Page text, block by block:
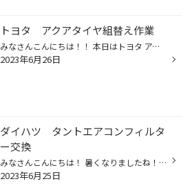
トヨタ アクアタイヤ組替え作業
みなさんこんにちは！！ 本日はトヨタ アクアのタイヤ組替え作業 ご紹介します！！ 今回は冬タイヤBLIZZAK VRX3を組替えます！ では、作業開始します！ 今回ホイールもご購入頂きましたので 新しいホイールにタイヤ履かせます！！ ECO FORMEはセンターキャップカラー選べます！ 自分の好きな色のセ...
2023年6月26日
ダイハツ タントエアコンフィルタ
ー交換
みなさんこんにちは！ 暑くなりましたね！車のエアコンつけた時 臭い気になったりしませんか？ エアコンフィルターは約1年で交換オススメします！ 本日はダイハツ タントのエアコンフィルター交換 ご紹介します！ BOSCH Aeristo Eco AE−S03 コチラを新しく交換します！！ エアコンフィルター外して...
2023年6月25日